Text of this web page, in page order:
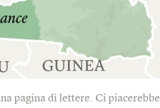
pagina di lettere. Ci piacerebbe